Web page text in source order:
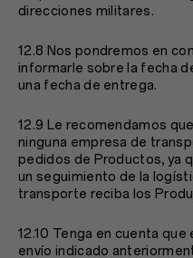
direcciones militares.
12.8 Nos pondremos en
informarle sobre la fecha
una fecha de entrega.
12.9 Le recomendamos
ninguna empresa de
pedidos de Productos, ya
un seguimiento de la
transporte reciba los
12.10 Tenga en cuenta
envío indicado